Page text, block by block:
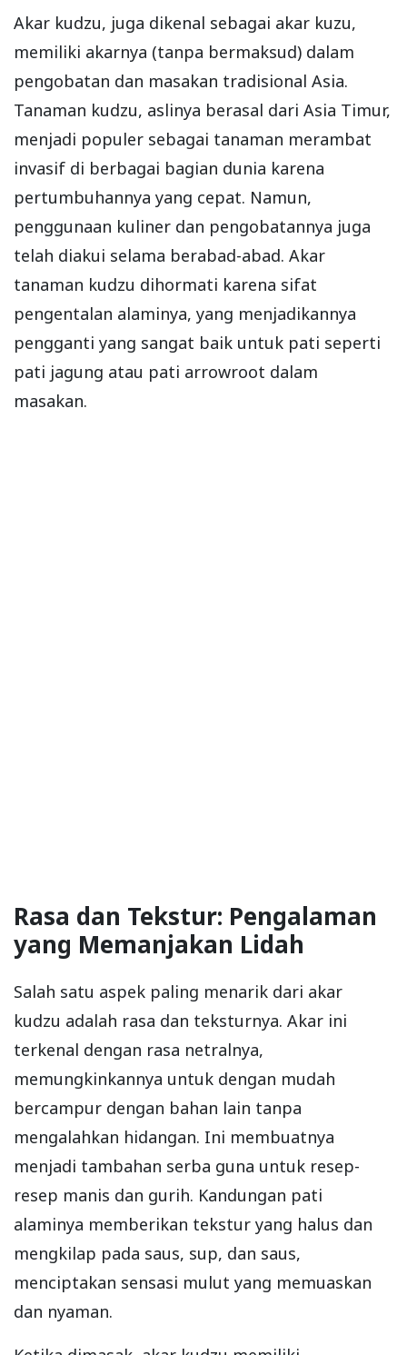
Akar kudzu, juga dikenal sebagai akar kuzu,
memiliki akarnya (tanpa bermaksud) dalam
pengobatan dan masakan tradisional Asia.
Tanaman kudzu, aslinya berasal dari Asia Timur,
menjadi populer sebagai tanaman merambat
invasif di berbagai bagian dunia karena
pertumbuhannya yang cepat. Namun,
penggunaan kuliner dan pengobatannya juga
telah diakui selama berabad-abad. Akar
tanaman kudzu dihormati karena sifat
pengentalan alaminya, yang menjadikannya
pengganti yang sangat baik untuk pati seperti
pati jagung atau pati arrowroot dalam
masakan.
Rasa dan Tekstur: Pengalaman
yang Memanjakan Lidah
Salah satu aspek paling menarik dari akar
kudzu adalah rasa dan teksturnya. Akar ini
terkenal dengan rasa netralnya,
memungkinkannya untuk dengan mudah
bercampur dengan bahan lain tanpa
mengalahkan hidangan. Ini membuatnya
menjadi tambahan serba guna untuk resep-
resep manis dan gurih. Kandungan pati
alaminya memberikan tekstur yang halus dan
mengkilap pada saus, sup, dan saus,
menciptakan sensasi mulut yang memuaskan
dan nyaman.